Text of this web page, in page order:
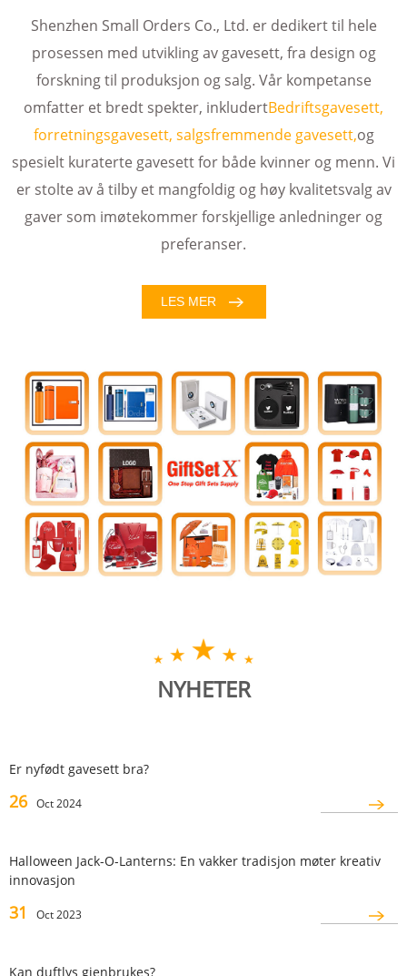
Shenzhen Small Orders Co., Ltd. er dedikert til hele
prosessen med utvikling av gavesett, fra design og
forskning til produksjon og salg. Vår kompetanse
omfatter et bredt spekter, inkludertBedriftsgavesett,
forretningsgavesett, salgsfremmende gavesett,og
spesielt kuraterte gavesett for både kvinner og menn. Vi
er stolte av å tilby et mangfoldig og høy kvalitetsvalg av
gaver som imøtekommer forskjellige anledninger og
preferanser.
LES MER
NYHETER
Er nyfødt gavesett bra?
26 Oct 2024
​Halloween Jack-O-Lanterns: En vakker tradisjon møter kreativ
innovasjon
31 Oct 2023
Kan duftlys gjenbrukes?